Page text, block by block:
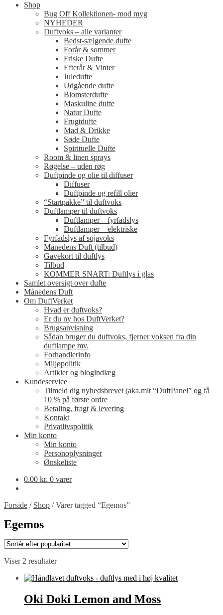
Shop
Bug Off Kollektionen- mod myg
NYHEDER
Duftvoks – alle varianter
Bedst-sælgende dufte
Forår & sommer
Friske Dufte
Efterår & Vinter
Juledufte
Udgående dufte
Blomsterdufte
Maskuline dufte
Natur Dufte
Frugtdufte
Mad & Drikke
Søde Dufte
Spirituelle Dufte
Room & linen sprays
Røgelse – uden røg
Duftpinde og olie til diffuser
Diffuser
Duftpinde og refill olier
“Startpakke” til duftvoks
Duftlamper til duftvoks
Duftlamper – fyrfadslys
Duftlamper – elektriske
Fyrfadslys af sojavoks
Månedens Duft (tilbud)
Gavekort til duftlys
Tilbud
KOMMER SNART: Duftlys i glas
Samlet oversigt over dufte
Månedens Duft
Om DuftVerket
Hvad er duftvoks?
Er du ny hos DuftVerket?
Brugsanvisning
Sådan bruger du duftvoks, fjerner voksen fra din
duftlampe mv.
Forhandlerinfo
Miljøpolitik
Artikler og blogindlæg
Kundeservice
Tilmeld dig nyhedsbrevet (aka.mit “DuftPanel” og få
10 % på første ordre
Betaling, fragt & levering
Kontakt
Privatlivspolitik
Min konto
Min konto
Personoplysninger
Ønskeliste
0.00 kr. 0 varer
Forside / Shop /Varer tagged “Egemos”
Egemos
Viser 2 resultaterSorteret
popularitet
Oki Doki Lemon and Moss